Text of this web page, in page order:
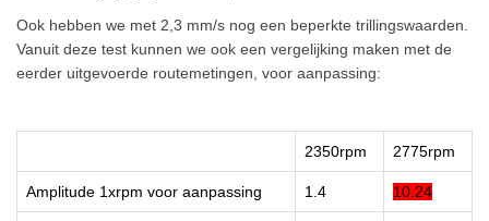
Ook hebben we met 2,3 mm/s nog een beperkte trillingswaarden.
Vanuit deze test kunnen we ook een vergelijking maken met de
eerder uitgevoerde routemetingen, voor aanpassing:
2350rpm 2775rpm
Amplitude 1xrpm voor aanpassing 1.4 10.24